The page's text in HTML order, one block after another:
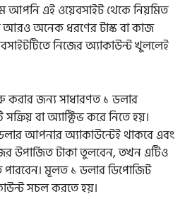
আপনি এই ওয়েবসাইট থেকে নিয়মিত
অনেক ধরণের টাস্ক বা কাজ
নিজের অ্যাকাউন্ট খুললেই
করার জন্য সাধারণত ১ ডলার
বা অ্যাক্টিভ করে নিতে হয়।
আপনার অ্যাকাউন্টেই থাকবে এবং
উপার্জিত টাকা তুলবেন, তখন এটিও
মূলত ১ ডলার ডিপোজিট
সচল করতে হয়।